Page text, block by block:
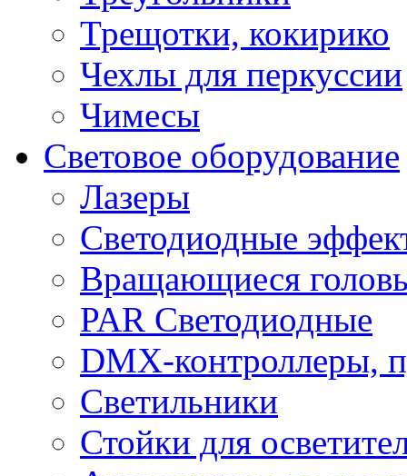
Трещотки, кокирико
Чехлы для перкуссии
Чимесы
Световое оборудование
Лазеры
Светодиодные
Вращающиеся
PAR Светодиодные
DMX-контроллеры,
Светильники
Стойки для